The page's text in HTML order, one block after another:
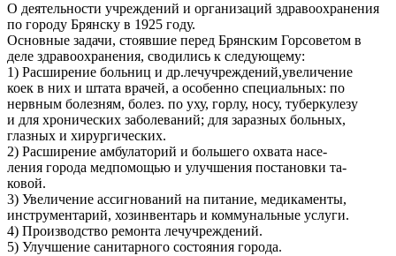
О деятельности учреждений и организаций здравоохранения
по городу Брянску в 1925 году.
Основные задачи, стоявшие перед Брянским Горсоветом в
деле здравоохранения, сводились к следующему:
1) Расширение больниц и др.лечучреждений,увеличение
коек в них и штата врачей, а особенно специальных: по
нервным болезням, болез. по уху, горлу, носу, туберкулезу
и для хронических заболеваний; для заразных больных,
глазных и хирургических.
2) Расширение амбулаторий и большего охвата насе-
ления города медпомощью и улучшения постановки та-
ковой.
3) Увеличение ассигнований на питание, медикаменты,
инструментарий, хозинвентарь и коммунальные услуги.
4) Производство ремонта лечучреждений.
5) Улучшение санитарного состояния города.